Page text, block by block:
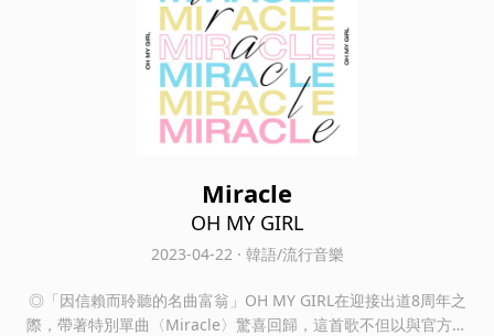
Miracle
OH MY GIRL
2023-04-22 · 韓語/流行音樂
◎「因信賴而聆聽的名曲富翁」OH MY GIRL在迎接出道8周年之
際，帶著特別單曲〈Miracle〉驚喜回歸，這首歌不但以與官方粉